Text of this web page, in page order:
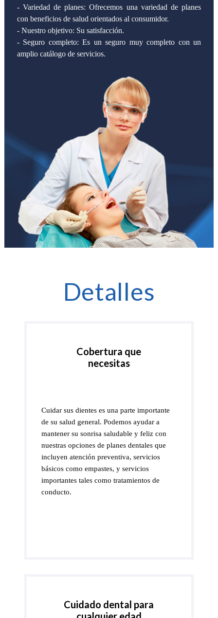
- Variedad de planes: Ofrecemos una variedad de planes
con beneficios de salud orientados al consumidor.
- Nuestro objetivo: Su satisfacción.
- Seguro completo: Es un seguro muy completo con un
amplio catálogo de servicios.
Detalles
Cobertura que
necesitas
Cuidar sus dientes es una parte importante
de su salud general. Podemos ayudar a
mantener su sonrisa saludable y feliz con
nuestras opciones de planes dentales que
incluyen atención preventiva, servicios
básicos como empastes, y servicios
importantes tales como tratamientos de
conducto.
Cuidado dental para